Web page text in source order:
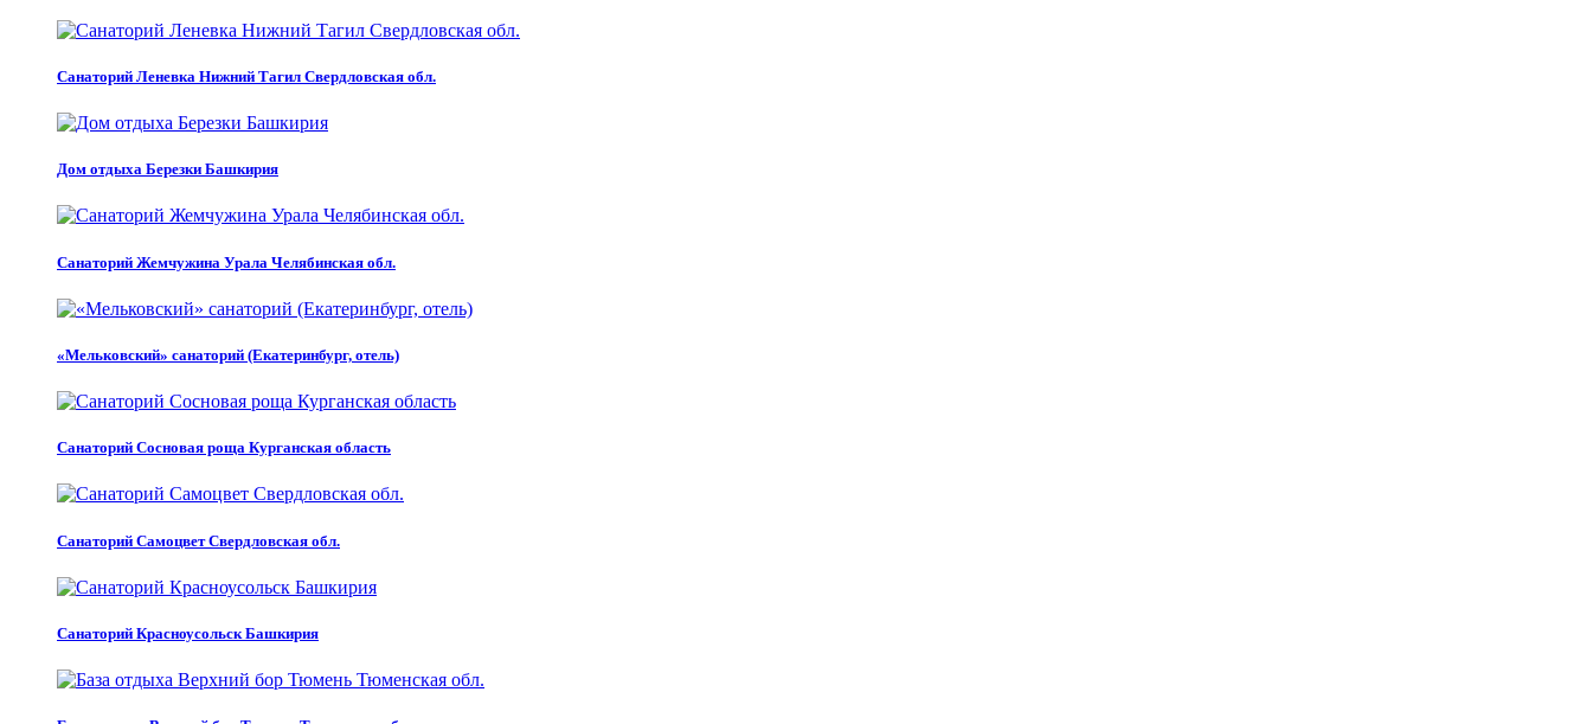
Санаторий Леневка Нижний Тагил Свердловская обл.
Дом отдыха Березки Башкирия
Санаторий Жемчужина Урала Челябинская обл.
«Мельковский» санаторий (Екатеринбург, отель)
Санаторий Сосновая роща Курганская область
Санаторий Самоцвет Свердловская обл.
Санаторий Красноусольск Башкирия